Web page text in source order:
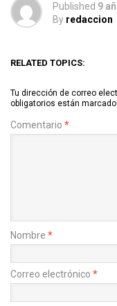
Published 9
By redaccion
RELATED TOPICS:
Tu dirección de correo
obligatorios están
Comentario *
Nombre *
Correo electrónico *